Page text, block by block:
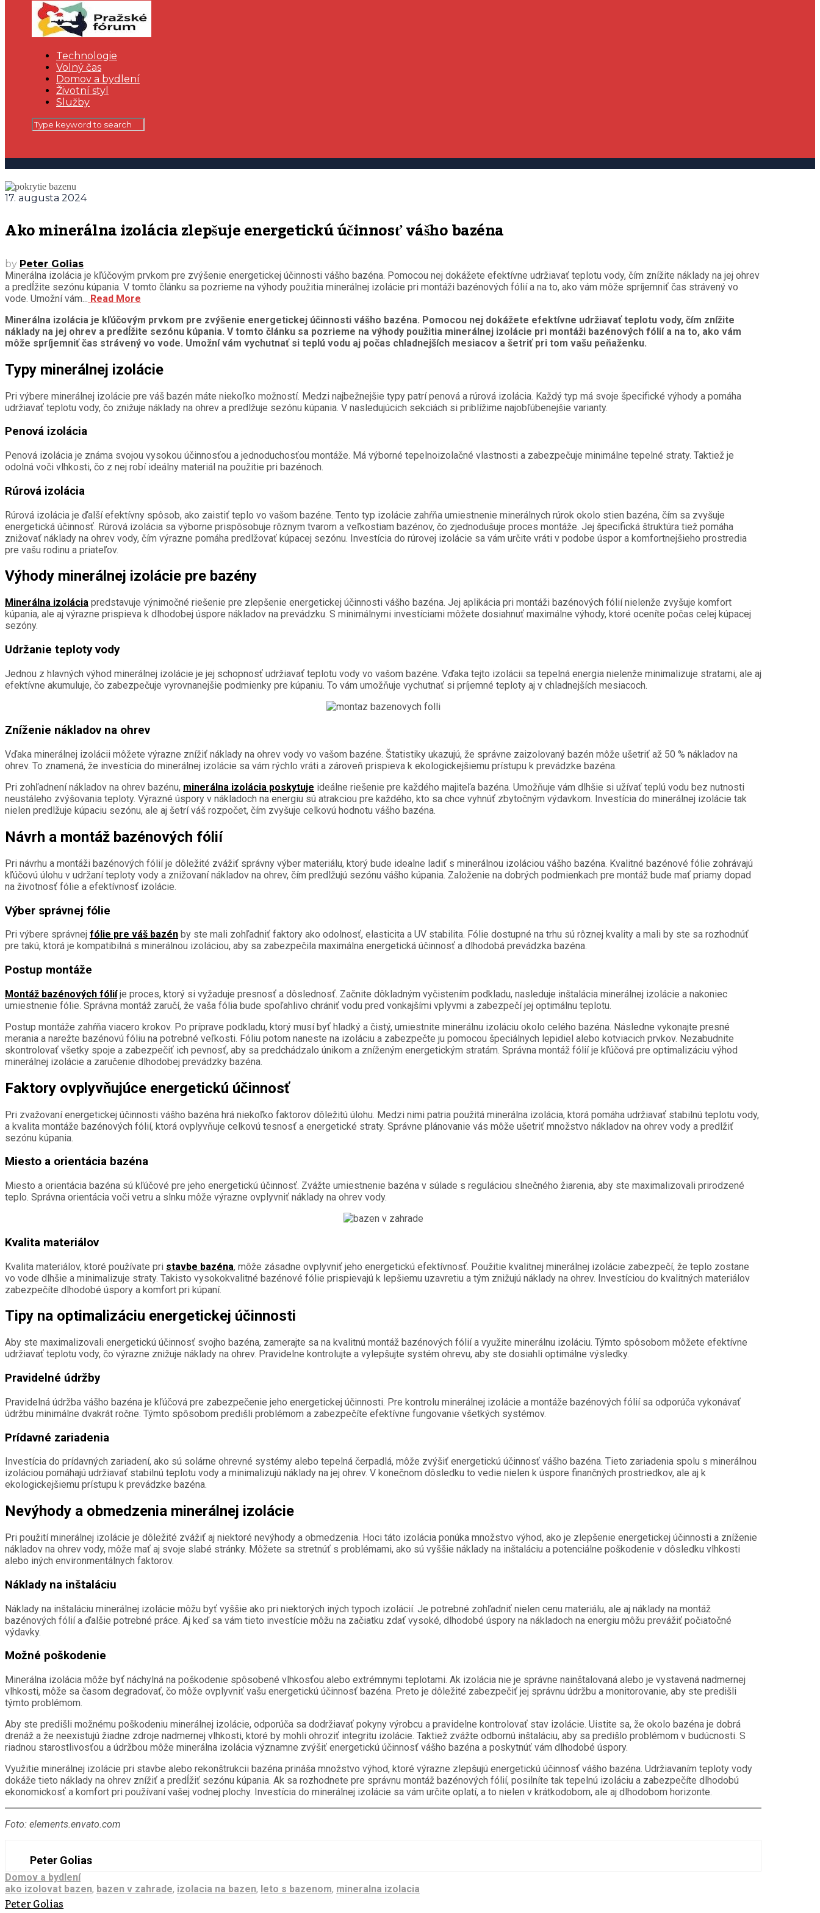
Technologie
Volný čas
Domov a bydlení
Životní styl
Služby
17. augusta 2024
Ako minerálna izolácia zlepšuje energetickú účinnosť vášho bazéna
by Peter Golias
Minerálna izolácia je kľúčovým prvkom pre zvýšenie energetickej účinnosti vášho bazéna. Pomocou nej dokážete efektívne udržiavať teplotu vody, čím znížite náklady na jej ohrev
a predĺžite sezónu kúpania. V tomto článku sa pozrieme na výhody použitia minerálnej izolácie pri montáži bazénových fólií a na to, ako vám môže spríjemniť čas strávený vo
vode. Umožní vám... Read More
Minerálna izolácia je kľúčovým prvkom pre zvýšenie energetickej účinnosti vášho bazéna. Pomocou nej dokážete efektívne udržiavať teplotu vody, čím znížite
náklady na jej ohrev a predĺžite sezónu kúpania. V tomto článku sa pozrieme na výhody použitia minerálnej izolácie pri montáži bazénových fólií a na to, ako vám
môže spríjemniť čas strávený vo vode. Umožní vám vychutnať si teplú vodu aj počas chladnejších mesiacov a šetriť pri tom vašu peňaženku.
Typy minerálnej izolácie
Pri výbere minerálnej izolácie pre váš bazén máte niekoľko možností. Medzi najbežnejšie typy patrí penová a rúrová izolácia. Každý typ má svoje špecifické výhody a pomáha
udržiavať teplotu vody, čo znižuje náklady na ohrev a predlžuje sezónu kúpania. V nasledujúcich sekciách si priblížime najobľúbenejšie varianty.
Penová izolácia
Penová izolácia je známa svojou vysokou účinnosťou a jednoduchosťou montáže. Má výborné tepelnoizolačné vlastnosti a zabezpečuje minimálne tepelné straty. Taktiež je
odolná voči vlhkosti, čo z nej robí ideálny materiál na použitie pri bazénoch.
Rúrová izolácia
Rúrová izolácia je ďalší efektívny spôsob, ako zaistiť teplo vo vašom bazéne. Tento typ izolácie zahŕňa umiestnenie minerálnych rúrok okolo stien bazéna, čím sa zvyšuje
energetická účinnosť. Rúrová izolácia sa výborne prispôsobuje rôznym tvarom a veľkostiam bazénov, čo zjednodušuje proces montáže. Jej špecifická štruktúra tiež pomáha
znižovať náklady na ohrev vody, čím výrazne pomáha predlžovať kúpacej sezónu. Investícia do rúrovej izolácie sa vám určite vráti v podobe úspor a komfortnejšieho prostredia
pre vašu rodinu a priateľov.
Výhody minerálnej izolácie pre bazény
Minerálna izolácia predstavuje výnimočné riešenie pre zlepšenie energetickej účinnosti vášho bazéna. Jej aplikácia pri montáži bazénových fólií nielenže zvyšuje komfort
kúpania, ale aj výrazne prispieva k dlhodobej úspore nákladov na prevádzku. S minimálnymi investíciami môžete dosiahnuť maximálne výhody, ktoré oceníte počas celej kúpacej
sezóny.
Udržanie teploty vody
Jednou z hlavných výhod minerálnej izolácie je jej schopnosť udržiavať teplotu vody vo vašom bazéne. Vďaka tejto izolácii sa tepelná energia nielenže minimalizuje stratami, ale aj
efektívne akumuluje, čo zabezpečuje vyrovnanejšie podmienky pre kúpaniu. To vám umožňuje vychutnať si príjemné teploty aj v chladnejších mesiacoch.
Zníženie nákladov na ohrev
Vďaka minerálnej izolácii môžete výrazne znížiť náklady na ohrev vody vo vašom bazéne. Štatistiky ukazujú, že správne zaizolovaný bazén môže ušetriť až 50 % nákladov na
ohrev. To znamená, že investícia do minerálnej izolácie sa vám rýchlo vráti a zároveň prispieva k ekologickejšiemu prístupu k prevádzke bazéna.
Pri zohľadnení nákladov na ohrev bazénu, minerálna izolácia poskytuje ideálne riešenie pre každého majiteľa bazéna. Umožňuje vám dlhšie si užívať teplú vodu bez nutnosti
neustáleho zvýšovania teploty. Výrazné úspory v nákladoch na energiu sú atrakciou pre každého, kto sa chce vyhnúť zbytočným výdavkom. Investícia do minerálnej izolácie tak
nielen predlžuje kúpaciu sezónu, ale aj šetrí váš rozpočet, čím zvyšuje celkovú hodnotu vášho bazéna.
Návrh a montáž bazénových fólií
Pri návrhu a montáži bazénových fólií je dôležité zvážiť správny výber materiálu, ktorý bude idealne ladiť s minerálnou izoláciou vášho bazéna. Kvalitné bazénové fólie zohrávajú
kľúčovú úlohu v udržaní teploty vody a znižovaní nákladov na ohrev, čím predlžujú sezónu vášho kúpania. Založenie na dobrých podmienkach pre montáž bude mať priamy dopad
na životnosť fólie a efektívnosť izolácie.
Výber správnej fólie
Pri výbere správnej fólie pre váš bazén by ste mali zohľadniť faktory ako odolnosť, elasticita a UV stabilita. Fólie dostupné na trhu sú rôznej kvality a mali by ste sa rozhodnúť
pre takú, ktorá je kompatibilná s minerálnou izoláciou, aby sa zabezpečila maximálna energetická účinnosť a dlhodobá prevádzka bazéna.
Postup montáže
Montáž bazénových fóliíje proces, ktorý si vyžaduje presnosť a dôslednosť. Začnite dôkladným vyčistením podkladu, nasleduje inštalácia minerálnej izolácie a nakoniec
umiestnenie fólie. Správna montáž zaručí, že vaša fólia bude spoľahlivo chrániť vodu pred vonkajšími vplyvmi a zabezpečí jej optimálnu teplotu.
Postup montáže zahŕňa viacero krokov. Po príprave podkladu, ktorý musí byť hladký a čistý, umiestnite minerálnu izoláciu okolo celého bazéna. Následne vykonajte presné
merania a narežte bazénovú fóliu na potrebné veľkosti. Fóliu potom naneste na izoláciu a zabezpečte ju pomocou špeciálnych lepidiel alebo kotviacich prvkov. Nezabudnite
skontrolovať všetky spoje a zabezpečiť ich pevnosť, aby sa predchádzalo únikom a zníženým energetickým stratám. Správna montáž fólií je kľúčová pre optimalizáciu výhod
minerálnej izolácie a zaručenie dlhodobej prevádzky bazéna.
Faktory ovplyvňujúce energetickú účinnosť
Pri zvažovaní energetickej účinnosti vášho bazéna hrá niekoľko faktorov dôležitú úlohu. Medzi nimi patria použitá minerálna izolácia, ktorá pomáha udržiavať stabilnú teplotu vody,
a kvalita montáže bazénových fólií, ktorá ovplyvňuje celkovú tesnosť a energetické straty. Správne plánovanie vás môže ušetriť množstvo nákladov na ohrev vody a predlžiť
sezónu kúpania.
Miesto a orientácia bazéna
Miesto a orientácia bazéna sú kľúčové pre jeho energetickú účinnosť. Zvážte umiestnenie bazéna v súlade s reguláciou slnečného žiarenia, aby ste maximalizovali prirodzené
teplo. Správna orientácia voči vetru a slnku môže výrazne ovplyvniť náklady na ohrev vody.
Kvalita materiálov
Kvalita materiálov, ktoré používate pri stavbe bazéna, môže zásadne ovplyvniť jeho energetickú efektívnosť. Použitie kvalitnej minerálnej izolácie zabezpečí, že teplo zostane
vo vode dlhšie a minimalizuje straty. Takisto vysokokvalitné bazénové fólie prispievajú k lepšiemu uzavretiu a tým znižujú náklady na ohrev. Investíciou do kvalitných materiálov
zabezpečíte dlhodobé úspory a komfort pri kúpaní.
Tipy na optimalizáciu energetickej účinnosti
Aby ste maximalizovali energetickú účinnosť svojho bazéna, zamerajte sa na kvalitnú montáž bazénových fólií a využite minerálnu izoláciu. Týmto spôsobom môžete efektívne
udržiavať teplotu vody, čo výrazne znižuje náklady na ohrev. Pravidelne kontrolujte a vylepšujte systém ohrevu, aby ste dosiahli optimálne výsledky.
Pravidelné údržby
Pravidelná údržba vášho bazéna je kľúčová pre zabezpečenie jeho energetickej účinnosti. Pre kontrolu minerálnej izolácie a montáže bazénových fólií sa odporúča vykonávať
údržbu minimálne dvakrát ročne. Týmto spôsobom predišli problémom a zabezpečíte efektívne fungovanie všetkých systémov.
Prídavné zariadenia
Investícia do prídavných zariadení, ako sú solárne ohrevné systémy alebo tepelná čerpadlá, môže zvýšiť energetickú účinnosť vášho bazéna. Tieto zariadenia spolu s minerálnou
izoláciou pomáhajú udržiavať stabilnú teplotu vody a minimalizujú náklady na jej ohrev. V konečnom dôsledku to vedie nielen k úspore finančných prostriedkov, ale aj k
ekologickejšiemu prístupu k prevádzke bazéna.
Nevýhody a obmedzenia minerálnej izolácie
Pri použití minerálnej izolácie je dôležité zvážiť aj niektoré nevýhody a obmedzenia. Hoci táto izolácia ponúka množstvo výhod, ako je zlepšenie energetickej účinnosti a zníženie
nákladov na ohrev vody, môže mať aj svoje slabé stránky. Môžete sa stretnúť s problémami, ako sú vyššie náklady na inštaláciu a potenciálne poškodenie v dôsledku vlhkosti
alebo iných environmentálnych faktorov.
Náklady na inštaláciu
Náklady na inštaláciu minerálnej izolácie môžu byť vyššie ako pri niektorých iných typoch izolácií. Je potrebné zohľadniť nielen cenu materiálu, ale aj náklady na montáž
bazénových fólií a ďalšie potrebné práce. Aj keď sa vám tieto investície môžu na začiatku zdať vysoké, dlhodobé úspory na nákladoch na energiu môžu prevážiť počiatočné
výdavky.
Možné poškodenie
Minerálna izolácia môže byť náchylná na poškodenie spôsobené vlhkosťou alebo extrémnymi teplotami. Ak izolácia nie je správne nainštalovaná alebo je vystavená nadmernej
vlhkosti, môže sa časom degradovať, čo môže ovplyvniť vašu energetickú účinnosť bazéna. Preto je dôležité zabezpečiť jej správnu údržbu a monitorovanie, aby ste predišli
týmto problémom.
Aby ste predišli možnému poškodeniu minerálnej izolácie, odporúča sa dodržiavať pokyny výrobcu a pravidelne kontrolovať stav izolácie. Uistite sa, že okolo bazéna je dobrá
drenáž a že neexistujú žiadne zdroje nadmernej vlhkosti, ktoré by mohli ohroziť integritu izolácie. Taktiež zvážte odbornú inštaláciu, aby sa predišlo problémom v budúcnosti. S
riadnou starostlivosťou a údržbou môže minerálna izolácia významne zvýšiť energetickú účinnosť vášho bazéna a poskytnúť vám dlhodobé úspory.
Využitie minerálnej izolácie pri stavbe alebo rekonštrukcii bazéna prináša množstvo výhod, ktoré výrazne zlepšujú energetickú účinnosť vášho bazéna. Udržiavaním teploty vody
dokáže tieto náklady na ohrev znížiť a predĺžiť sezónu kúpania. Ak sa rozhodnete pre správnu montáž bazénových fólií, posilníte tak tepelnú izoláciu a zabezpečíte dlhodobú
ekonomickosť a komfort pri používaní vašej vodnej plochy. Investícia do minerálnej izolácie sa vám určite oplatí, a to nielen v krátkodobom, ale aj dlhodobom horizonte.
Foto: elements.envato.com
Peter Golias
Domov a bydlení
ako izolovat bazen, bazen v zahrade, izolacia na bazen, leto s bazenom, mineralna izolacia
Peter Golias